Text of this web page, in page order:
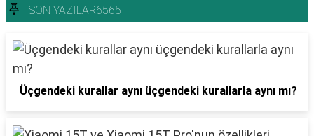
SON YAZILAR6565
Üçgendeki kurallar aynı üçgendeki kurallarla aynı mı?